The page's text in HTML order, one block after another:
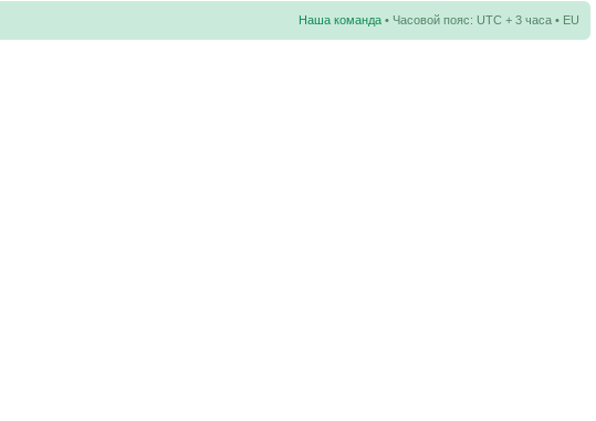
Наша команда • Часовой пояс: UTC + 3 часа • EU